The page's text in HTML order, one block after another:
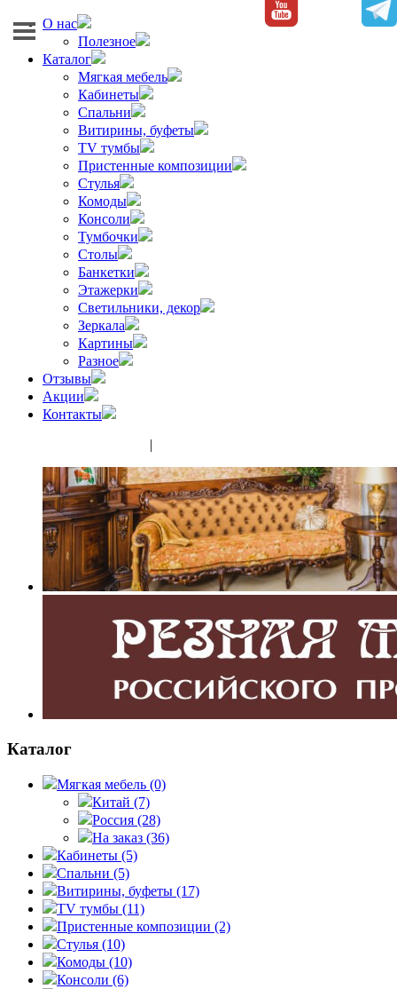
О нас
Полезное
Каталог
Мягкая мебель
Кабинеты
Спальни
Витирины, буфеты
TV тумбы
Пристенные композиции
Стулья
Комоды
Консоли
Тумбочки
Столы
Банкетки
Этажерки
Светильники, декор
Зеркала
Картины
Разное
Отзывы
Акции
Контакты
|
Каталог
Мягкая мебель (0)
Китай (7)
Россия (28)
На заказ (36)
Кабинеты (5)
Спальни (5)
Витирины, буфеты (17)
TV тумбы (11)
Пристенные композиции (2)
Стулья (10)
Комоды (10)
Консоли (6)